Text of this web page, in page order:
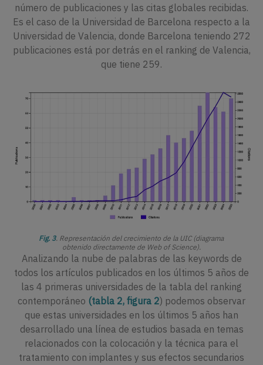
número de publicaciones y las citas globales recibidas.
Es el caso de la Universidad de Barcelona respecto a la
Universidad de Valencia, donde Barcelona teniendo 272
publicaciones está por detrás en el ranking de Valencia,
que tiene 259.
Fig. 3. Representación del crecimiento de la UIC (diagrama
obtenido directamente de Web of Science).
Analizando la nube de palabras de las keywords de
todos los artículos publicados en los últimos 5 años de
las 4 primeras universidades de la tabla del ranking
contemporáneo (tabla 2, figura 2) podemos observar
que estas universidades en los últimos 5 años han
desarrollado una línea de estudios basada en temas
relacionados con la colocación y la técnica para el
tratamiento con implantes y sus efectos secundarios